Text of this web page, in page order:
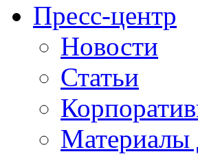
Пресс-центр
Новости
Статьи
Материалы